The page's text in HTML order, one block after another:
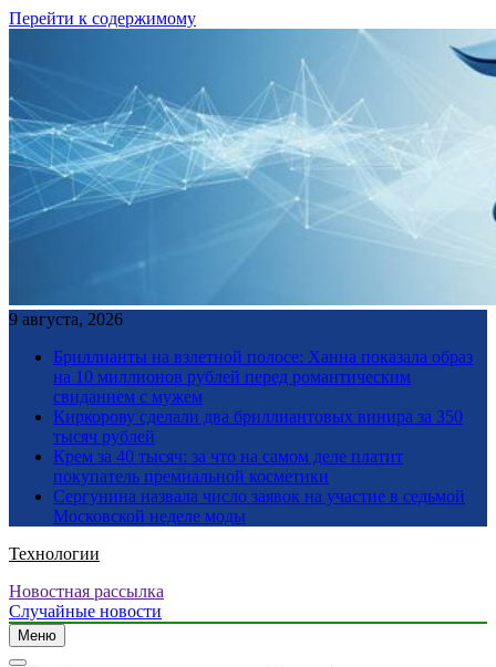
Перейти к содержимому
9 августа, 2026
Бриллианты на взлетной полосе: Ханна показала образ
на 10 миллионов рублей перед романтическим
свиданием с мужем
Киркорову сделали два бриллиантовых винира за 350
тысяч рублей
Крем за 40 тысяч: за что на самом деле платит
покупатель премиальной косметики
Сергунина назвала число заявок на участие в седьмой
Московской неделе моды
Технологии
Новостная рассылка
Случайные новости
Меню